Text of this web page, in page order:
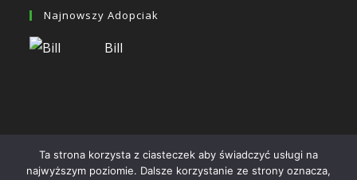
Najnowszy Adopciak
Bill
Wszelkie prawa zastrzeżone 2024 - Hosting oraz wykonanie
Ta strona korzysta z ciasteczek aby świadczyć usługi na
najwyższym poziomie. Dalsze korzystanie ze strony oznacza,